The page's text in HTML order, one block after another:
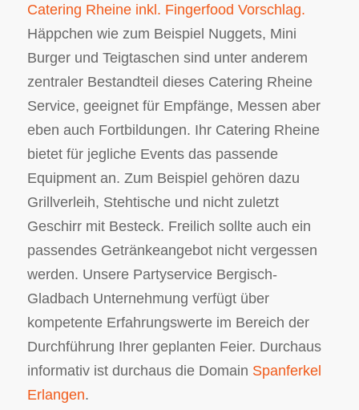
Catering Rheine inkl. Fingerfood Vorschlag.
Häppchen wie zum Beispiel Nuggets, Mini
Burger und Teigtaschen sind unter anderem
zentraler Bestandteil dieses Catering Rheine
Service, geeignet für Empfänge, Messen aber
eben auch Fortbildungen. Ihr Catering Rheine
bietet für jegliche Events das passende
Equipment an. Zum Beispiel gehören dazu
Grillverleih, Stehtische und nicht zuletzt
Geschirr mit Besteck. Freilich sollte auch ein
passendes Getränkeangebot nicht vergessen
werden. Unsere Partyservice Bergisch-
Gladbach Unternehmung verfügt über
kompetente Erfahrungswerte im Bereich der
Durchführung Ihrer geplanten Feier. Durchaus
informativ ist durchaus die Domain Spanferkel
Erlangen.